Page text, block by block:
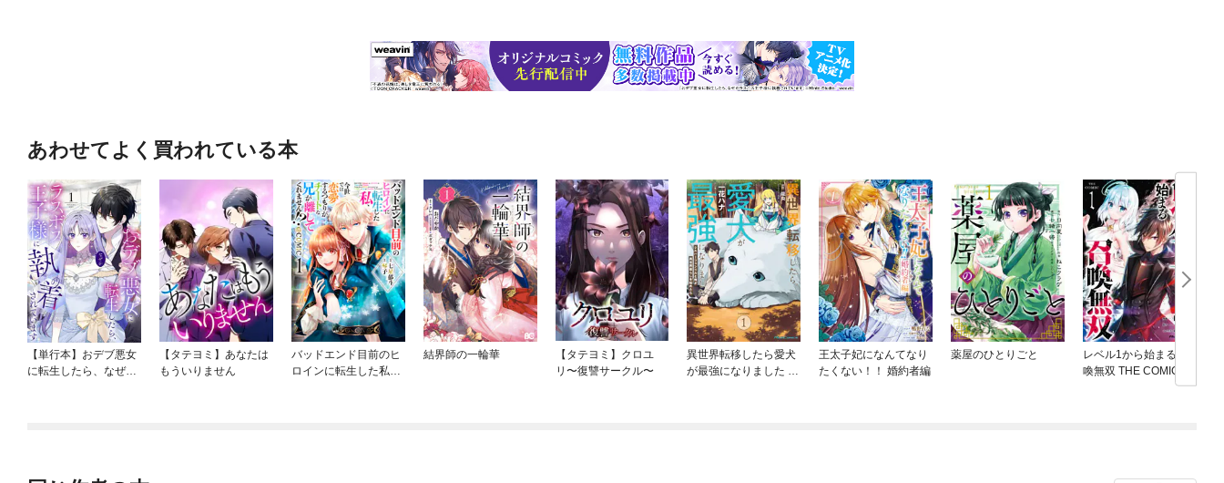
あわせてよく買われている本
【単行本】おデブ悪女
に転生したら、なぜか
【タテヨミ】あなたは
もういりません
バッドエンド目前のヒ
ロインに転生した私、
結界師の一輪華
【タテヨミ】クロユ
リ〜復讐サークル〜
異世界転移したら愛犬
が最強になりました ～
王太子妃になんてなり
たくない！！ 婚約者編
薬屋のひとりごと
レベル1から始まる召
喚無双 THE COMIC